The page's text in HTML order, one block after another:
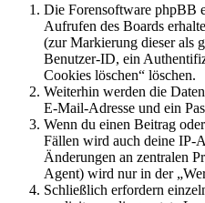
Die Forensoftware phpBB
Aufrufen des Boards
(zur Markierung dieser als
Benutzer-ID, ein
Cookies löschen“ löschen.
Weiterhin werden die
E-Mail-Adresse und ein
Wenn du einen Beitrag
Fällen wird auch deine IP-
Änderungen an zentralen
Agent) wird nur in der
Schließlich erfordern